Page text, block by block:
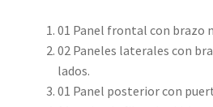
01 Panel frontal con brazo
02 Paneles laterales con
lados.
01 Panel posterior con